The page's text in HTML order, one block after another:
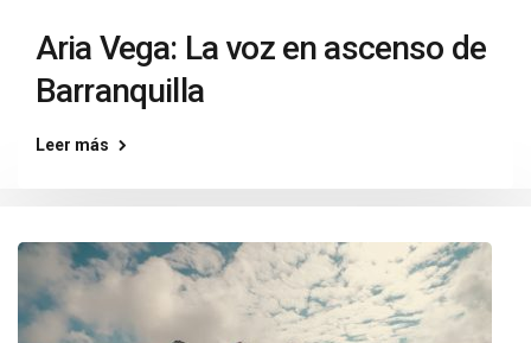
Aria Vega: La voz en ascenso de
Barranquilla
Leer más